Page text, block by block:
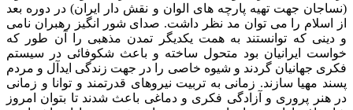
(نساجان جهت تهیه پارچه های الوان و نقش دار ایران) در دوره بعد
از اسلام را می توان مد نظر داشت. صدای شور انگیز رهبران نامی
و دینی که توانستند به همت یکدیگر تمدن مذهبی را آن طور که
خواست ایرانیان بود متحول ساخته و باعث شکوفائی در سیستم
فکری جهانیان گردند و شیوه خاصی را در جهت زندگی ایدآل و مردم
پسند مهیا سازند. زمانی به تربیت نیروهای قدرتمند و توانا و زمانی
در هنر پروری و آزادگی فکری و دماغی باعث شدند تا بتوان امروز